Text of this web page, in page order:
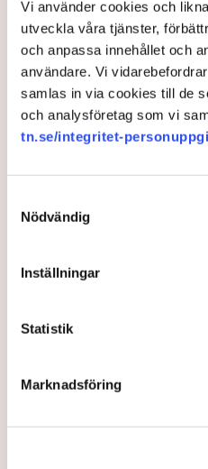
Vi använder cookies och
utveckla våra tjänster,
och anpassa innehållet och
användare. Vi
samlas in via cookies till de
och analysföretag som vi
tn.se/integritet-
Nödvändig
Inställningar
Statistik
Marknadsföring
skriftlig kommentar.
Riksrevisionen är också kritisk
utbyggnaden av det svenska
"Ett tydligt exempel är att det
talet varit känt att
södra Sverige behöver utökas
2033", säger Johannes
Riksrevisionen: Otillräckliga
elsystem
Myndigheter
Kärnkraft